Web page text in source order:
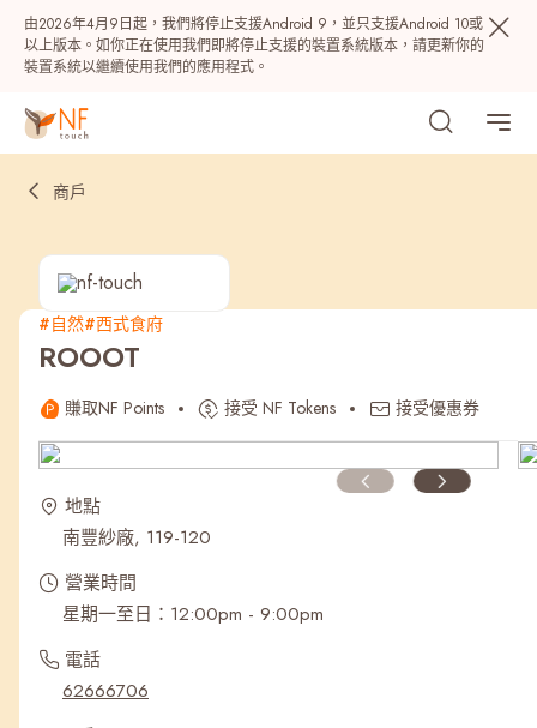
由2026年4月9日起，我們將停止支援Android 9，並只支援Android 10或
以上版本。如你正在使用我們即將停止支援的裝置系統版本，請更新你的
裝置系統以繼續使用我們的應用程式。
熱門
最近搜尋紀錄
商戶
#自然#西式食府
ROOOT
賺取NF Points 接受 NF Tokens 接受優惠券
地點
南豐紗廠, 119-120
營業時間
星期一至日：12:00pm - 9:00pm
電話
62666706